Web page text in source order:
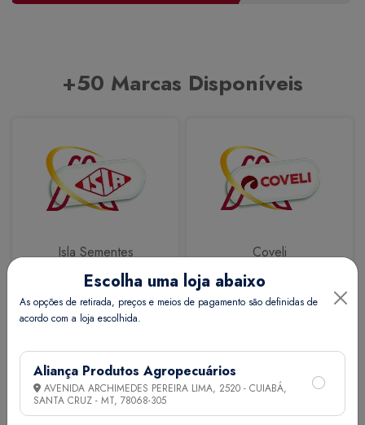
+50 Marcas Disponíveis
Isla Sementes Coveli
Calbos M7
Escolha uma loja abaixo
As opções de retirada, preços e meios de pagamento são definidas de
acordo com a loja escolhida.
Aliança Produtos Agropecuários
AVENIDA ARCHIMEDES PEREIRA LIMA, 2520 - CUIABÁ,
SANTA CRUZ - MT, 78068-305